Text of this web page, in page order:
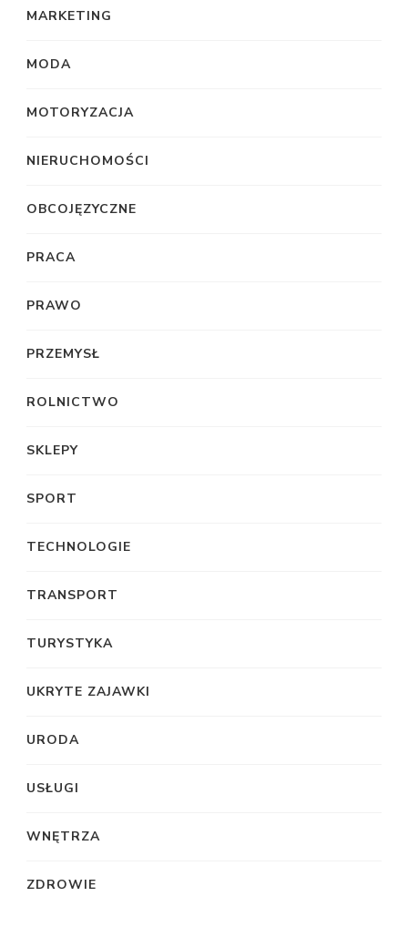
MARKETING
MODA
MOTORYZACJA
NIERUCHOMOŚCI
OBCOJĘZYCZNE
PRACA
PRAWO
PRZEMYSŁ
ROLNICTWO
SKLEPY
SPORT
TECHNOLOGIE
TRANSPORT
TURYSTYKA
UKRYTE ZAJAWKI
URODA
USŁUGI
WNĘTRZA
ZDROWIE